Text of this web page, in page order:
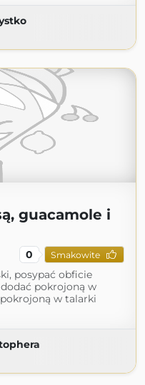
guacamole i
0 Smakowite
posypać obficie
pokrojoną w
w talarki